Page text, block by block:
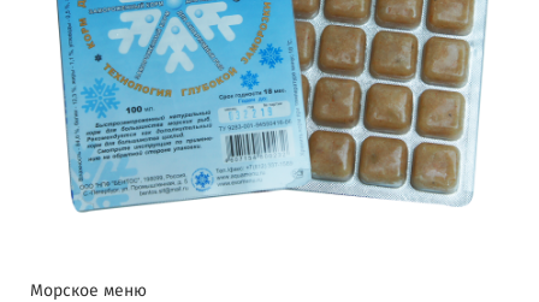
Морское меню